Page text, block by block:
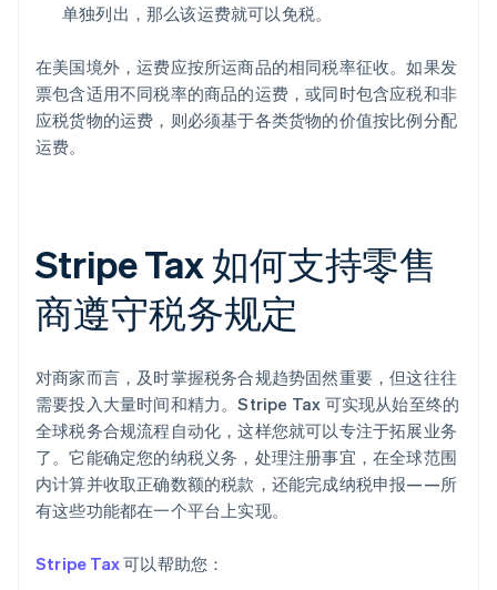
单独列出，那么该运费就可以免税。
在美国境外，运费应按所运商品的相同税率征收。如果发
票包含适用不同税率的商品的运费，或同时包含应税和非
应税货物的运费，则必须基于各类货物的价值按比例分配
运费。
Stripe Tax 如何支持零售
商遵守税务规定
对商家而言，及时掌握税务合规趋势固然重要，但这往往
需要投入大量时间和精力。Stripe Tax 可实现从始至终的
全球税务合规流程自动化，这样您就可以专注于拓展业务
了。它能确定您的纳税义务，处理注册事宜，在全球范围
内计算并收取正确数额的税款，还能完成纳税申报——所
有这些功能都在一个平台上实现。
Stripe Tax可以帮助您：
阿联酋
English
奥地利
DeutschEnglish
澳大利亚
巴西
PortuguêsEnglish
保加利亚
English
比利时
NederlandsFrançaisDeutschEnglish
波兰
丹麦
English